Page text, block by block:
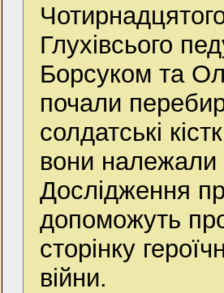
Глухівсього
Борсуком та
почали
солдатські
вони належали
Дослідження
допоможуть
сторінку
війни.